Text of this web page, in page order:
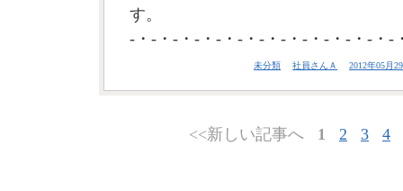
す。
-・-・-・-・-・-・-・-・-・-・-・-・-
未分類 社員さんＡ 2012年05月
<<新しい記事へ 1 2 3 4